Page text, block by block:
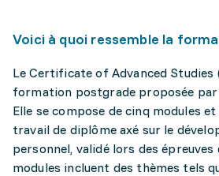
Voici à quoi ressemble la
Le Certificate of Advanced Studies
formation postgrade proposée par
Elle se compose de cinq modules
travail de diplôme axé sur le
personnel, validé lors des épreuves
modules incluent des thèmes tels